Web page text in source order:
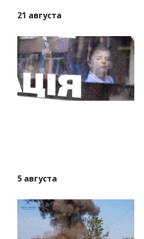
21 августа
5 августа